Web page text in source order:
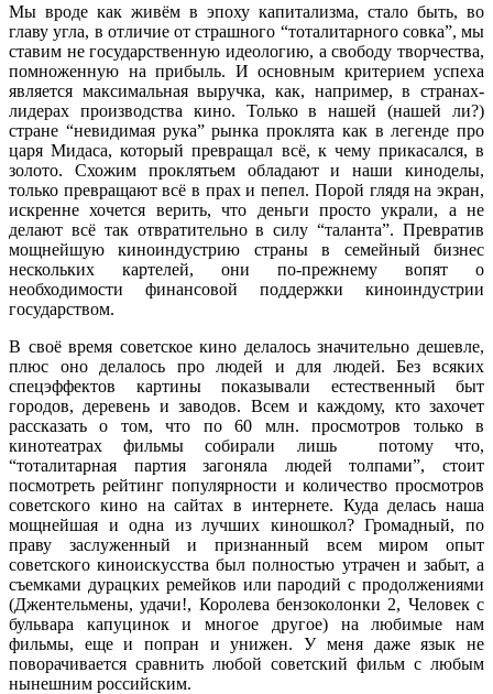
Мы вроде как живём в эпоху капитализма, стало быть, во
главу угла, в отличие от страшного “тоталитарного совка”, мы
ставим не государственную идеологию, а свободу творчества,
помноженную на прибыль. И основным критерием успеха
является максимальная выручка, как, например, в странах-
лидерах производства кино. Только в нашей (нашей ли?)
стране “невидимая рука” рынка проклята как в легенде про
царя Мидаса, который превращал всё, к чему прикасался, в
золото. Схожим проклятьем обладают и наши киноделы,
только превращают всё в прах и пепел. Порой глядя на экран,
искренне хочется верить, что деньги просто украли, а не
делают всё так отвратительно в силу “таланта”. Превратив
мощнейшую киноиндустрию страны в семейный бизнес
нескольких картелей, они по-прежнему вопят о
необходимости финансовой поддержки киноиндустрии
государством.
В своё время советское кино делалось значительно дешевле,
плюс оно делалось про людей и для людей. Без всяких
спецэффектов картины показывали естественный быт
городов, деревень и заводов. Всем и каждому, кто захочет
рассказать о том, что по 60 млн. просмотров только в
кинотеатрах фильмы собирали лишь потому что,
“тоталитарная партия загоняла людей толпами”, стоит
посмотреть рейтинг популярности и количество просмотров
советского кино на сайтах в интернете. Куда делась наша
мощнейшая и одна из лучших киношкол? Громадный, по
праву заслуженный и признанный всем миром опыт
советского киноискусства был полностью утрачен и забыт, а
съемками дурацких ремейков или пародий с продолжениями
(Джентельмены, удачи!, Королева бензоколонки 2, Человек с
бульвара капуцинок и многое другое) на любимые нам
фильмы, еще и попран и унижен. У меня даже язык не
поворачивается сравнить любой советский фильм с любым
нынешним российским.